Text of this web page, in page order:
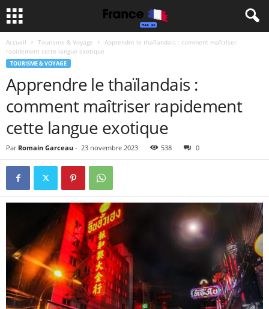
Accueil Tourisme & Voyage
Apprendre le thaïlandais : comment maîtriser
rapidement cette langue exotique
TOURISME & VOYAGE
Apprendre le thaïlandais :
comment maîtriser rapidement
cette langue exotique
Par Romain Garceau - 23 novembre 2023 538 0